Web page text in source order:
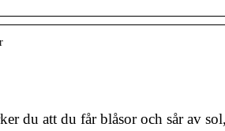
du att du får blåsor och sår av